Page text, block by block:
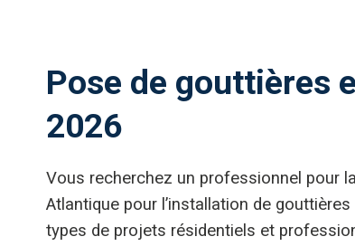
Pose de gouttières
2026
Vous recherchez un professionnel pour
Atlantique pour l’installation de
types de projets résidentiels et